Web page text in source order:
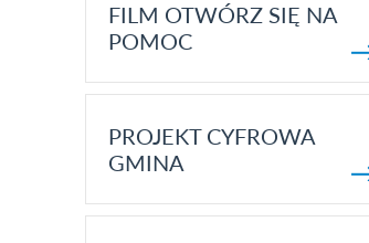
FILM OTWÓRZ SIĘ NA
POMOC
PROJEKT CYFROWA
GMINA